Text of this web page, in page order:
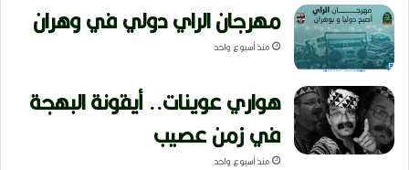
مهرجان الراي دولي في وهران
منذ أسبوع واحد
هواري عوينات.. أيقونة البهجة
في زمن عصيب
منذ أسبوع واحد